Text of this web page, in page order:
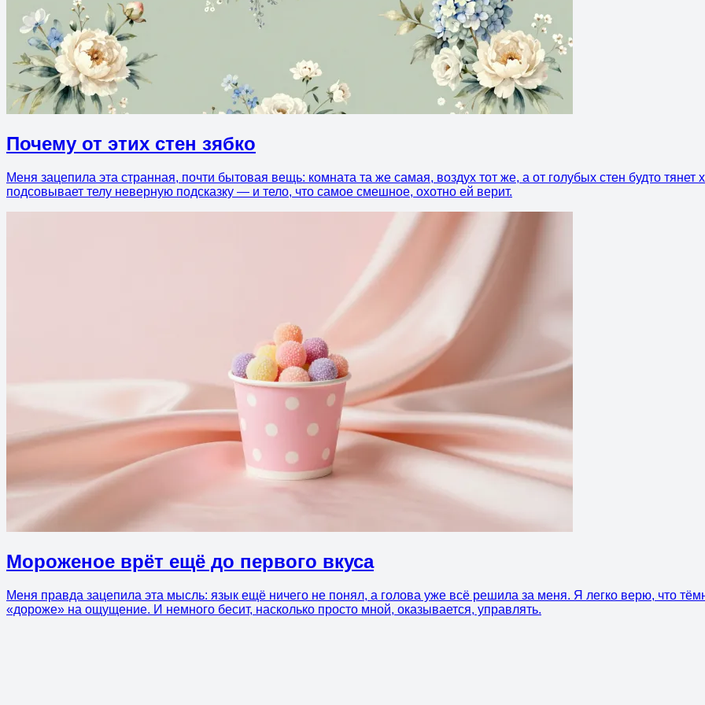
Почему от этих стен зябко
Меня зацепила эта странная, почти бытовая вещь: комната та же самая, воздух тот же, а от голубых стен будто
подсовывает телу неверную подсказку — и тело, что самое смешное, охотно ей верит.
Мороженое врёт ещё до первого вкуса
Меня правда зацепила эта мысль: язык ещё ничего не понял, а голова уже всё решила за меня. Я легко верю, что
«дороже» на ощущение. И немного бесит, насколько просто мной, оказывается, управлять.